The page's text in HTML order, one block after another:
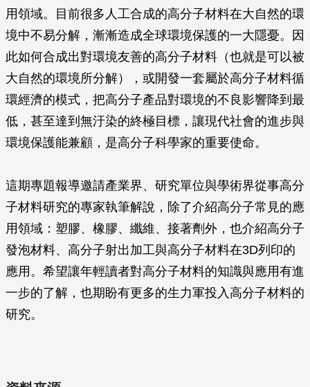
用領域。目前很多人工合成的高分子材料在大自然的環
境中不易分解，漸漸造成全球環境保護的一大隱憂。因
此如何合成出對環境友善的高分子材料（也就是可以被
大自然的環境所分解），或開發一套屬於高分子材料循
環經濟的模式，把高分子產品對環境的不良影響降到最
低，甚至達到無汙染的終極目標，讓現代社會的進步與
環境保護能兼顧，是高分子科學家的重要使命。
這期專題報導邀請產業界、研究單位與學術界從事高分
子材料研究的專家執筆解說，除了介紹高分子常見的應
用領域：塑膠、橡膠、纖維、接著劑外，也介紹高分子
發泡材料、高分子射出加工與高分子材料在3D列印的
應用。希望讓年輕讀者對高分子材料的知識與應用有進
一步的了解，也期盼有更多的生力軍投入高分子材料的
研究。